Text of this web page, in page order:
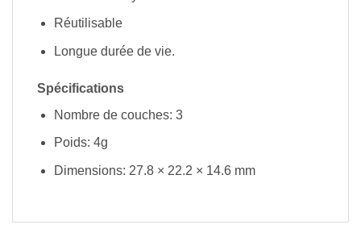
Réutilisable
Longue durée de vie.
Spécifications
Nombre de couches: 3
Poids: 4g
Dimensions: 27.8 × 22.2 × 14.6 mm